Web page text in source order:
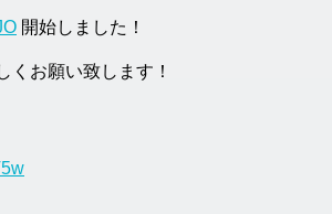
開始しました！
くお願い致します！